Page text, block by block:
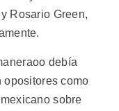
Rosario Green,
debía
opositores como
sobre